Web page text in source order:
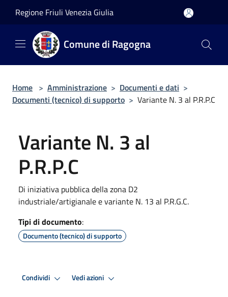
Regione Friuli Venezia Giulia
Comune di Ragogna
Home > Amministrazione > Documenti e dati >
Documenti (tecnico) di supporto > Variante N. 3 al P.R.P.C
Variante N. 3 al
P.R.P.C
Di iniziativa pubblica della zona D2
industriale/artigianale e variante N. 13 al P.R.G.C.
Tipi di documento:
Documento (tecnico) di supporto
Condividi Vedi azioni